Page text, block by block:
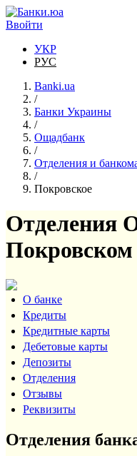
Перейти к основному
Ввойти
УКР
РУС
Banki.ua
/
Банки Украины
/
Ощадбанк
/
Отделения и
/
Покровское
Отделения
Покровском
О банке
Кредиты
Кредитные карты
Дебетовые карты
Депозиты
Отделения
Отзывы
Реквизиты
Отделения